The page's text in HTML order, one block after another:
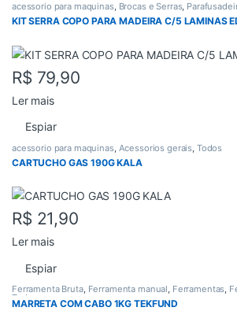
acessorio para maquinas, Brocas e Serras,
KIT SERRA COPO PARA MADEIRA C/5 LAMINAS
R$ 79,90
Ler mais
Espiar
acessorio para maquinas, Acessorios gerais, Todos
CARTUCHO GAS 190G KALA
R$ 21,90
Ler mais
Espiar
Ferramenta Bruta, Ferramenta manual, Ferramentas,
Todos
MARRETA COM CABO 1KG TEKFUND